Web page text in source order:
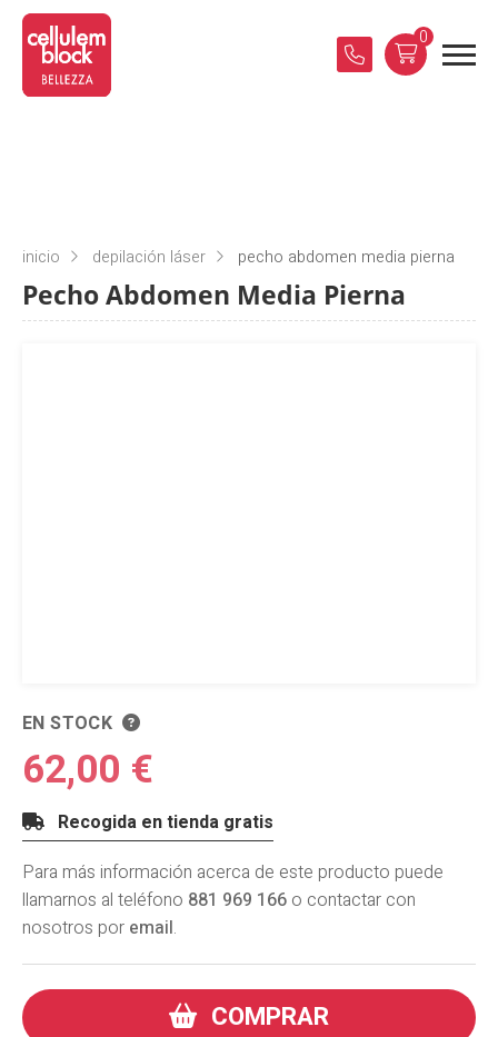
0
inicio depilación láser pecho abdomen media pierna
Pecho Abdomen Media Pierna
EN STOCK
62,00 €
Recogida en tienda gratis
Para más información acerca de este producto puede
llamarnos al teléfono 881 969 166 o contactar con
nosotros por email.
COMPRAR